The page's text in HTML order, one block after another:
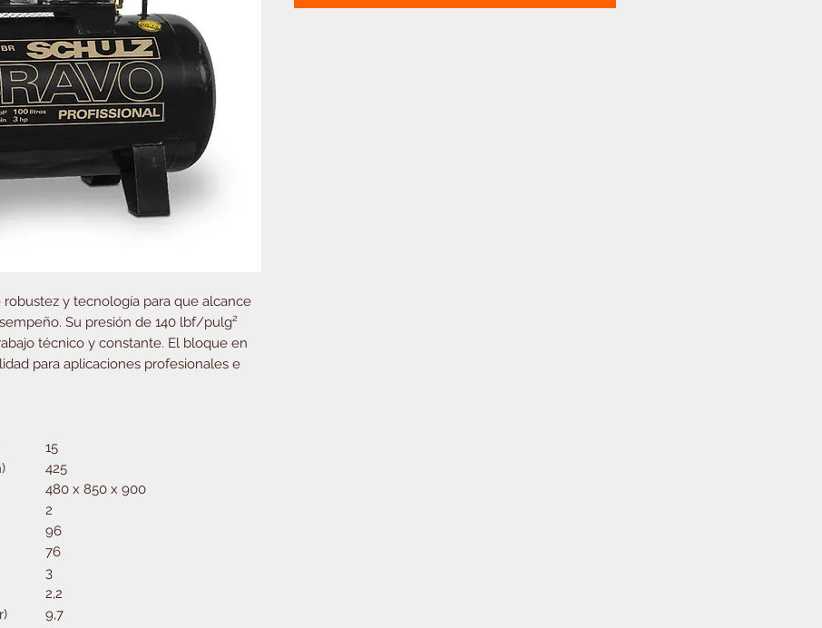
y tecnología para que alcance
Su presión de 140 lbf/pulg²
técnico y constante. El bloque en
para aplicaciones profesionales e
15
425
480 x 850 x 900
2
96
76
3
2,2
9,7